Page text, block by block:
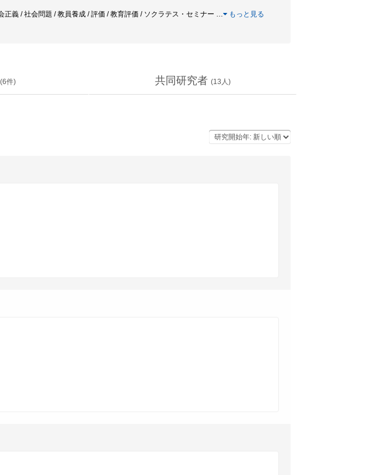
義 / 社会問題 / 教員養成 / 評価 / 教育評価 / ソクラテス・セミナー … もっと見る
(6件) 共同研究者 (13 人)